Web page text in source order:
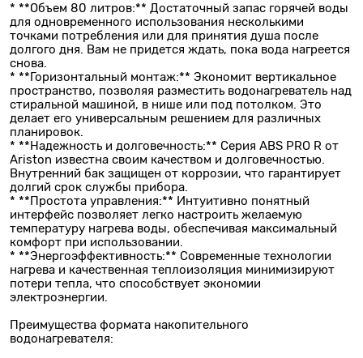
* **Объем 80 литров:** Достаточный запас горячей воды
для одновременного использования несколькими
точками потребления или для принятия душа после
долгого дня. Вам не придется ждать, пока вода нагреется
снова.
* **Горизонтальный монтаж:** Экономит вертикальное
пространство, позволяя разместить водонагреватель над
стиральной машиной, в нише или под потолком. Это
делает его универсальным решением для различных
планировок.
* **Надежность и долговечность:** Серия ABS PRO R от
Ariston известна своим качеством и долговечностью.
Внутренний бак защищен от коррозии, что гарантирует
долгий срок службы прибора.
* **Простота управления:** Интуитивно понятный
интерфейс позволяет легко настроить желаемую
температуру нагрева воды, обеспечивая максимальный
комфорт при использовании.
* **Энергоэффективность:** Современные технологии
нагрева и качественная теплоизоляция минимизируют
потери тепла, что способствует экономии
электроэнергии.
Преимущества формата накопительного
водонагревателя: